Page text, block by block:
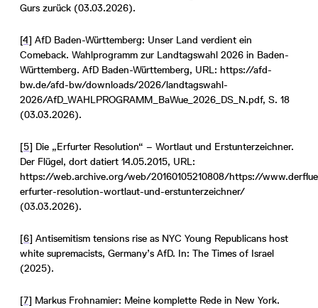
Gurs zurück (03.03.2026).
[4] AfD Baden-Württemberg: Unser Land verdient ein
Comeback. Wahlprogramm zur Landtagswahl 2026 in Baden-
Württemberg. AfD Baden-Württemberg, URL: https://afd-
bw.de/afd-bw/downloads/2026/landtagswahl-
2026/AfD_WAHLPROGRAMM_BaWue_2026_DS_N.pdf, S. 18
(03.03.2026).
[5] Die „Erfurter Resolution“ – Wortlaut und Erstunterzeichner.
Der Flügel, dort datiert 14.05.2015, URL:
https://web.archive.org/web/20160105210808/https://
erfurter-resolution-wortlaut-und-erstunterzeichner/
(03.03.2026).
[6] Antisemitism tensions rise as NYC Young Republicans host
white supremacists, Germany’s AfD. In: The Times of Israel
(2025).
[7] Markus Frohnamier: Meine komplette Rede in New York.